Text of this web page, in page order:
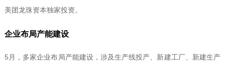
美团龙珠资本独家投资。
企业布局产能建设
5月，多家企业布局产能建设，涉及生产线投产、新建工厂、新建生产